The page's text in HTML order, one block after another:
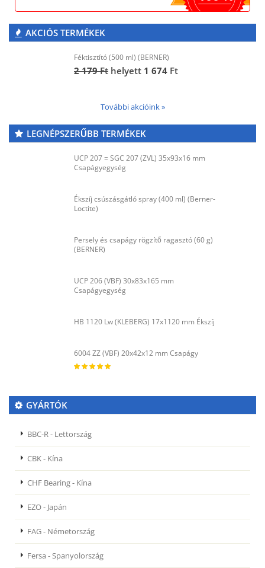
AKCIÓS TERMÉKEK
Féktisztító (500 ml) (BERNER)
2 179 Ft helyett 1 674 Ft
További akcióink »
LEGNÉPSZERŰBB TERMÉKEK
UCP 207 = SGC 207 (ZVL) 35x93x16 mm
Csapágyegység
Ékszíj csúszásgátló spray (400 ml) (Berner-
Loctite)
Persely és csapágy rögzítő ragasztó (60 g)
(BERNER)
UCP 206 (VBF) 30x83x165 mm
Csapágyegység
HB 1120 Lw (KLEBERG) 17x1120 mm Ékszíj
6004 ZZ (VBF) 20x42x12 mm Csapágy
GYÁRTÓK
BBC-R - Lettország
CBK - Kína
CHF Bearing - Kína
EZO - Japán
FAG - Németország
Fersa - Spanyolország